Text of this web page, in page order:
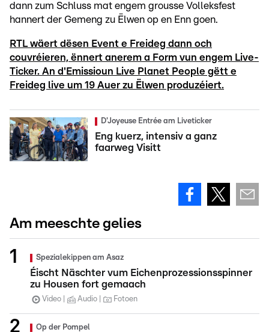
dann zum Schluss mat engem grousse Volleksfest
hannert der Gemeng zu Ëlwen op en Enn goen.
RTL wäert dësen Event e Freideg dann och
couvréieren, ënnert anerem a Form vun engem Live-
Ticker. An d'Emissioun Live Planet People gëtt e
Freideg live um 19 Auer zu Ëlwen produzéiert.
D'Joyeuse Entrée am Liveticker
Eng kuerz, intensiv a ganz
faarweg Visitt
Am meeschte gelies
Spezialekippen am Asaz
Éischt Näschter vum Eichenprozessionsspinner
zu Housen fort gemaach
Video Audio Fotoen
Op der Pompel